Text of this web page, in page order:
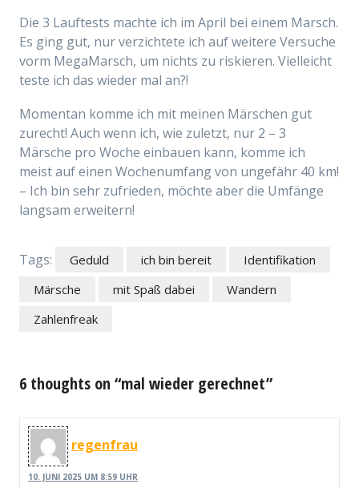
Die 3 Lauftests machte ich im April bei einem Marsch.
Es ging gut, nur verzichtete ich auf weitere Versuche
vorm MegaMarsch, um nichts zu riskieren. Vielleicht
teste ich das wieder mal an?!
Momentan komme ich mit meinen Märschen gut
zurecht! Auch wenn ich, wie zuletzt, nur 2 – 3
Märsche pro Woche einbauen kann, komme ich
meist auf einen Wochenumfang von ungefähr 40 km!
– Ich bin sehr zufrieden, möchte aber die Umfänge
langsam erweitern!
Tags: Geduld ich bin bereit
Identifikation
Märsche
mit Spaß dabei
Wandern
Zahlenfreak
6 thoughts on “mal wieder gerechnet”
regenfrau
10. JUNI 2025 UM 8:59 UHR